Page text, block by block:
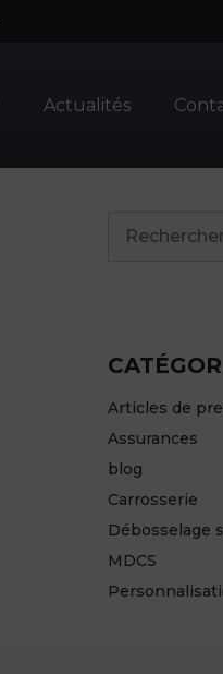
Actualités
Articles de
Assurances
blog
Carrosserie
Débosselage
MDCS